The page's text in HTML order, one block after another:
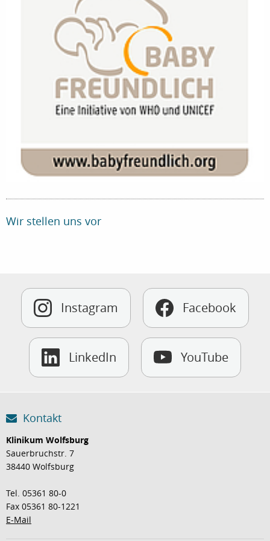
Wir stellen uns vor
Instagram Facebook
LinkedIn YouTube
Kontakt
Klinikum Wolfsburg
Sauerbruchstr. 7
38440 Wolfsburg
Tel. 05361 80-0
Fax 05361 80-1221
E-Mail